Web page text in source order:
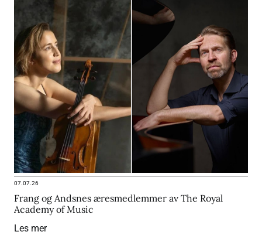
07.07.26
Frang og Andsnes æresmedlemmer av The Royal
Academy of Music
Les mer